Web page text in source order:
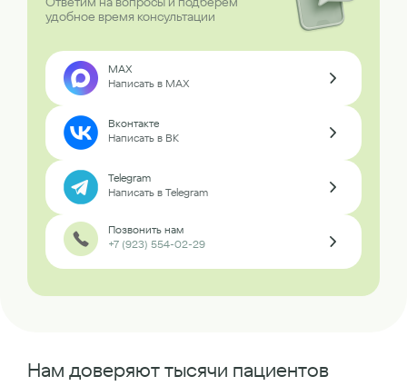
удобное время консультации
MAX
Написать в MAX
Вконтакте
Написать в ВК
Telegram
Написать в Telegram
Позвонить нам
+7 (923) 554-02-29
Нам доверяют тысячи пациентов